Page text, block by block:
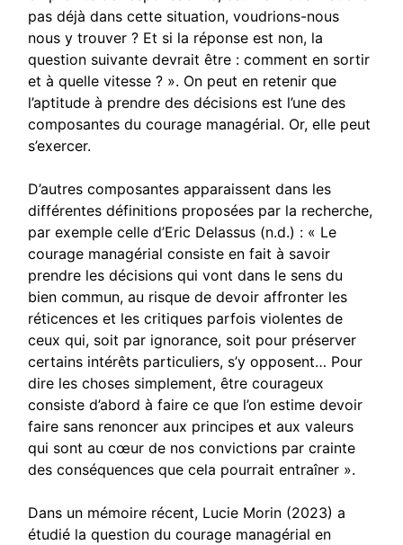
pas déjà dans cette situation, voudrions-nous
nous y trouver ? Et si la réponse est non, la
question suivante devrait être : comment en sortir
et à quelle vitesse ? ». On peut en retenir que
l’aptitude à prendre des décisions est l’une des
composantes du courage managérial. Or, elle peut
s’exercer.
D’autres composantes apparaissent dans les
différentes définitions proposées par la recherche,
par exemple celle d’Eric Delassus (n.d.) : « Le
courage managérial consiste en fait à savoir
prendre les décisions qui vont dans le sens du
bien commun, au risque de devoir affronter les
réticences et les critiques parfois violentes de
ceux qui, soit par ignorance, soit pour préserver
certains intérêts particuliers, s’y opposent… Pour
dire les choses simplement, être courageux
consiste d’abord à faire ce que l’on estime devoir
faire sans renoncer aux principes et aux valeurs
qui sont au cœur de nos convictions par crainte
des conséquences que cela pourrait entraîner ».
Dans un mémoire récent, Lucie Morin (2023) a
étudié la question du courage managérial en